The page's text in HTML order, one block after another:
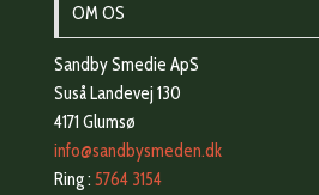
OM OS
Sandby Smedie ApS
Suså Landevej 130
4171 Glumsø
info@sandbysmeden.dk
Ring : 5764 3154